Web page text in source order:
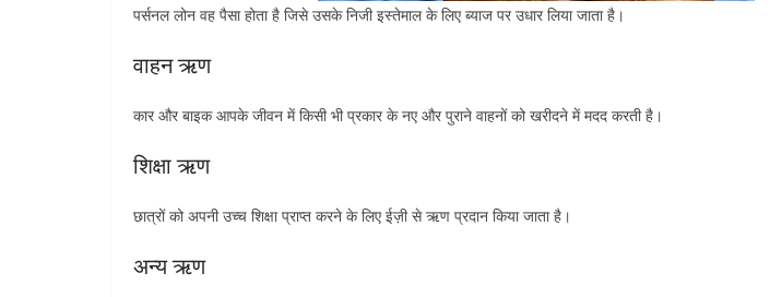
पर्सनल लोन वह पैसा होता है जिसे उसके निजी इस्तेमाल के लिए ब्याज पर उधार लिया जाता है।
वाहन ऋण
कार और बाइक आपके जीवन में किसी भी प्रकार के नए और पुराने वाहनों को खरीदने में मदद करती है।
शिक्षा ऋण
छात्रों को अपनी उच्च शिक्षा प्राप्त करने के लिए ईज़ी से ऋण प्रदान किया जाता है।
अन्य ऋण